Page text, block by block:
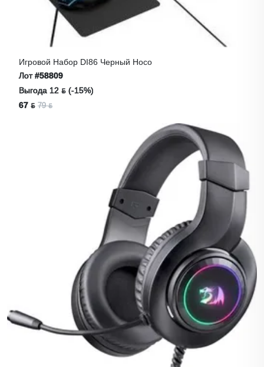
Игровой Набор DI86 Черный Hoco
Лот#58809
Выгода 12 ƃ (-15%)
67 ƃ 79 ƃ